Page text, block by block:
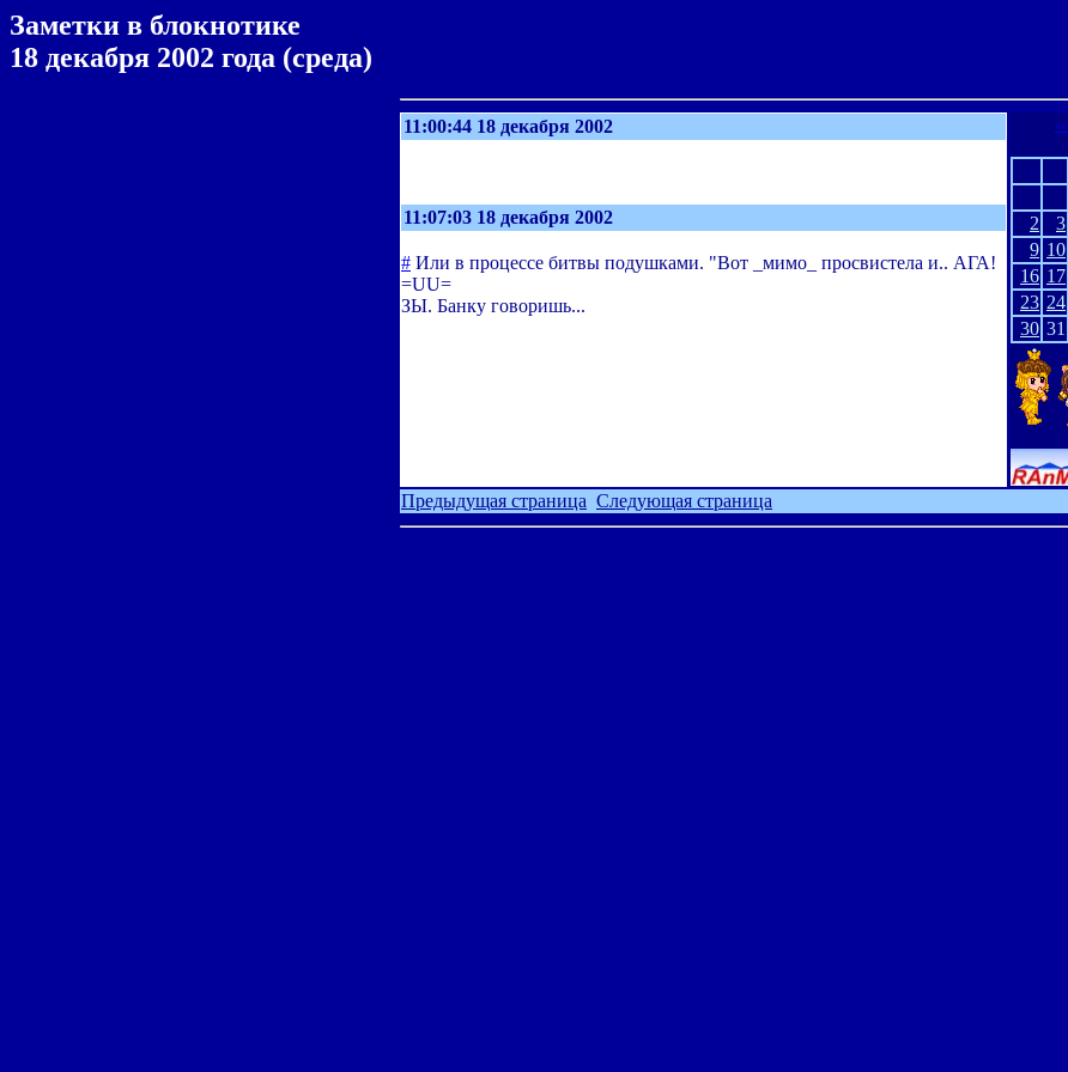
Заметки в блокнотике
18 декабря 2002 года (среда)
11:00:44 18 декабря 2002
11:07:03 18 декабря 2002
# Или в процессе битвы подушками. "Вот _мимо_ просвистела и.. АГА!
=UU=
ЗЫ. Банку говоришь...
<<
2
3
9 10
16 17
23 24
30 31
Предыдущая страница Следующая страница